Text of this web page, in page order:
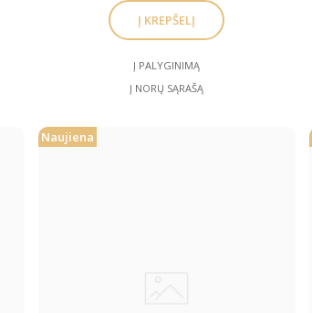
Į PALYGINIMĄ
Į NORŲ SĄRAŠĄ
Naujiena